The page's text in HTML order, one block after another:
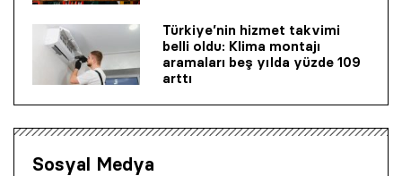
Türkiye’nin hizmet takvimi
belli oldu: Klima montajı
aramaları beş yılda yüzde 109
arttı
Sosyal Medya